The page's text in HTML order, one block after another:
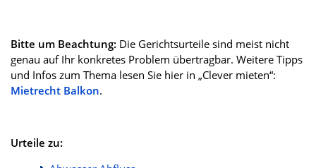
Bitte um Beachtung: Die Gerichtsurteile sind meist nicht
genau auf Ihr konkretes Problem übertragbar. Weitere Tipps
und Infos zum Thema lesen Sie hier in „Clever mieten“:
Mietrecht Balkon.
Urteile zu: